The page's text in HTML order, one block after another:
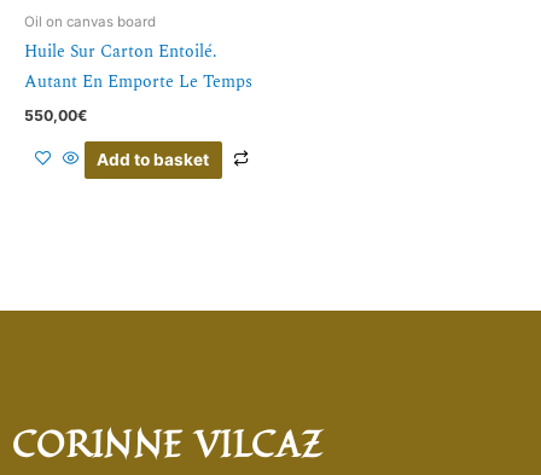
Oil on canvas board
Huile Sur Carton Entoilé.
Autant En Emporte Le Temps
550,00€
Add to basket
CORINNE VILCAZ